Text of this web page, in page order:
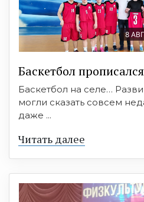
8
Баскетбол
Баскетбол на селе…
могли сказать совсем
даже ...
Читать далее